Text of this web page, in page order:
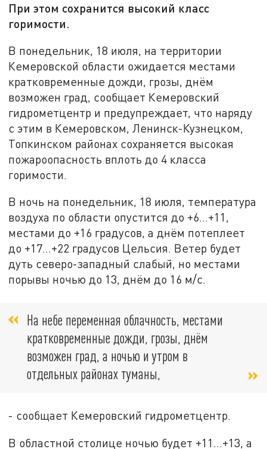
При этом сохранится высокий класс
горимости.
В понедельник, 18 июля, на территории
Кемеровской области ожидается местами
кратковременные дожди, грозы, днём
возможен град, сообщает Кемеровский
гидрометцентр и предупреждает, что наряду
с этим в Кемеровском, Ленинск-Кузнецком,
Топкинском районах сохраняется высокая
пожароопасность вплоть до 4 класса
горимости.
В ночь на понедельник, 18 июля, температура
воздуха по области опустится до +6…+11,
местами до +16 градусов, а днём потеплеет
до +17…+22 градусов Цельсия. Ветер будет
дуть северо-западный слабый, но местами
порывы ночью до 13, днём до 16 м/с.
На небе переменная облачность, местами
кратковременные дожди, грозы, днём
возможен град, а ночью и утром в
отдельных районах туманы,
- сообщает Кемеровский гидрометцентр.
В областной столице ночью будет +11…+13, а